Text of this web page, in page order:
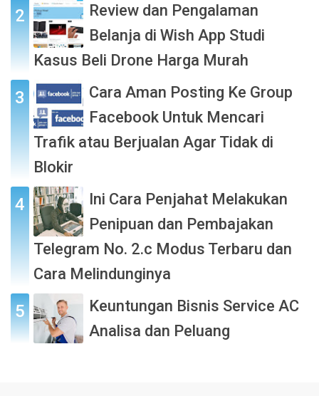
Review dan Pengalaman
Belanja di Wish App Studi
Kasus Beli Drone Harga Murah
Cara Aman Posting Ke Group
Facebook Untuk Mencari
Trafik atau Berjualan Agar Tidak di
Blokir
Ini Cara Penjahat Melakukan
Penipuan dan Pembajakan
Telegram No. 2.c Modus Terbaru dan
Cara Melindunginya
Keuntungan Bisnis Service AC
Analisa dan Peluang